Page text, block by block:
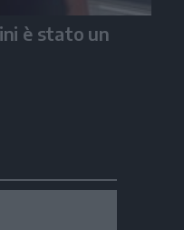
è stato un